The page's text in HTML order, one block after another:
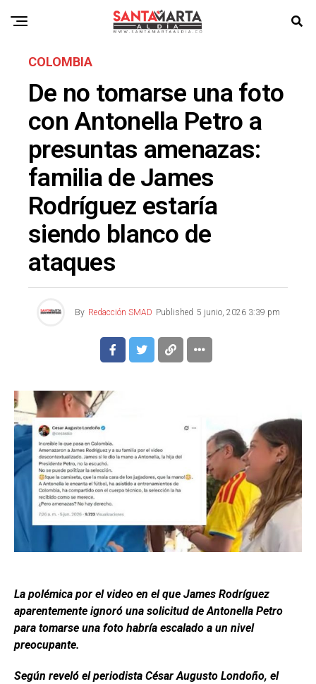
COLOMBIA
De no tomarse una foto
con Antonella Petro a
presuntas amenazas:
familia de James
Rodríguez estaría
siendo blanco de
ataques
By Redacción SMAD Published 5 junio, 2026 3:39 pm
La polémica por el video en el que James Rodríguez
aparentemente ignoró una solicitud de Antonella Petro
para tomarse una foto habría escalado a un nivel
preocupante.
Según reveló el periodista César Augusto Londoño, el